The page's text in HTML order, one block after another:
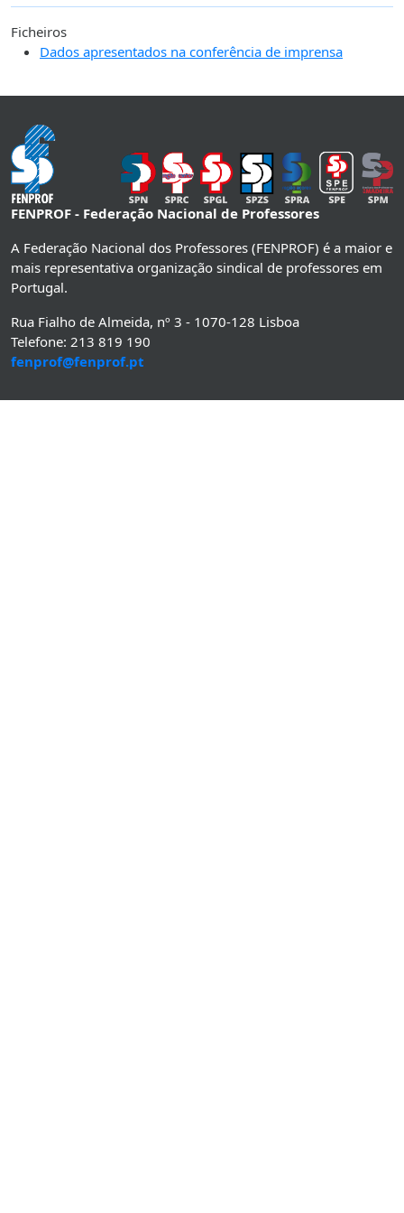
Ficheiros
Dados apresentados na conferência de imprensa
FENPROF - Federação Nacional de Professores
A Federação Nacional dos Professores (FENPROF) é a maior e
mais representativa organização sindical de professores em
Portugal.
Rua Fialho de Almeida, nº 3 - 1070-128 Lisboa
Telefone: 213 819 190
fenprof@fenprof.pt